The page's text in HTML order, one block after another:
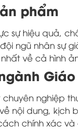
phẩm
sự hiệu quả,
ngũ nhân sự
về cả hình
nghiệp
nội dung, kịch
chính xác và